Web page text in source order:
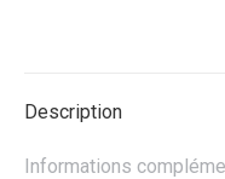
Description
Informations